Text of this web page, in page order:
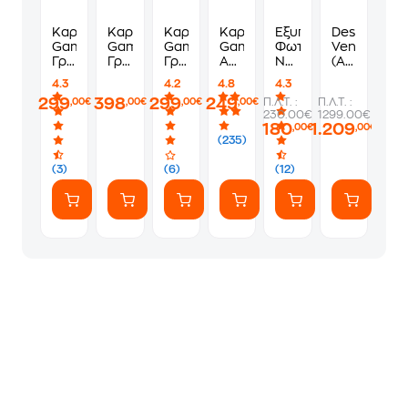
Καρέκλα
Gaming/
Γραφείου
Seat
X-
Air
Mega
XL
από
Ύφασμα
Mesh
Γκρι
4.3
(3)
299,00€
Καρέκλα
Gaming/
Γραφείου
X-
Ύφασμα
Mesh
Μαύρη
398,00€
Καρέκλα
Gaming/
Γραφείου
Seat
X-
Air
Mega
XL
από
Ύφασμα
Mesh
Μαύρη
4.2
(6)
299,00€
Καρέκλα
Gaming
Anda
Phantom
3
Υφασμάτινη
-
Carbon
4.8
(235)
249,00€
Έξυπνος
Φωτισμός
Nanoleaf
Elements
Hexagon
Pack
7PK
4.3
(12)
Π.Λ.Τ. :
230.00€
180,00€
Desktop
Vengeance
(AMD
5700/32
GB/512GB
SSD/
11
Home)
Π.Λ.Τ. :
1299.00€
1.209,00€